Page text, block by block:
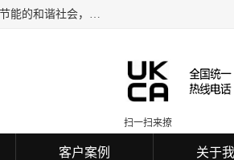
深圳万检通科技有限公司专业从事iso9001质量认证、质量检测认证、CE认证。WJT建设健康、安全、环保、节能的和谐社会，力图在检验、鉴定、测试及认证领域成为受人信赖的机构。
扫一扫来撩
客户案例 关于我